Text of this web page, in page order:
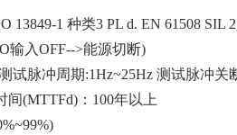
13849-1 种类3 PL d. EN
输入OFF-->能源切断)
试脉冲周期:1Hz~25Hz 测试脉冲关
(MTTFd)：100年以上